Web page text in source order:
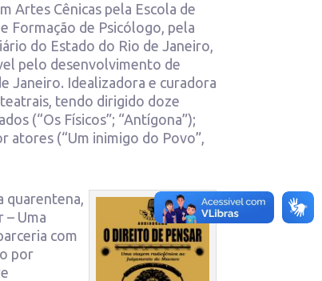
Artes Cênicas pela Escola de
Formação de Psicólogo, pela
do Estado do Rio de Janeiro,
pelo desenvolvimento de
Janeiro. Idealizadora e curadora
tendo dirigido doze
(“Os Físicos”; “Antígona”);
atores (“Um inimigo do Povo”,
quarentena,
– Uma
com
por